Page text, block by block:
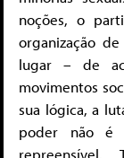
noções, o
organização
lugar – de
movimentos
sua lógica, a
poder não é
repreensível.